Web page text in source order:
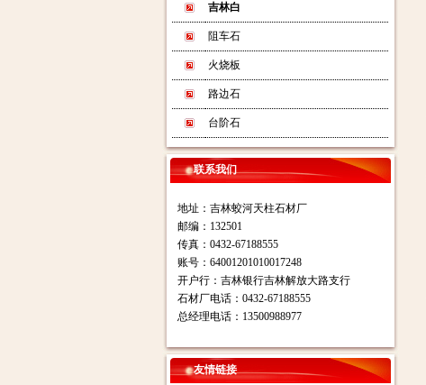
吉林白
阻车石
火烧板
路边石
台阶石
联系我们
地址：吉林蛟河天柱石材厂
邮编：132501
传真：0432-67188555
账号：64001201010017248
开户行：吉林银行吉林解放大路支行
石材厂电话：0432-67188555
总经理电话：13500988977
友情链接